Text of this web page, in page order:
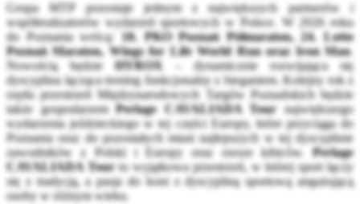
Grupa MTP pozostaje jednym z największych partnerów i
współrealizatorów wydarzeń sportowych w Polsce. W 2026 roku
do Poznania wrócą: 18. PKO Poznań Półmaraton, 24. Lotto
Poznań Maraton, Wings for Life World Run oraz Iron Man.
Nowością będzie HYROX
– dynamicznie rozwijająca się
dyscyplina łącząca trening funkcjonalny z bieganiem. Kolejny rok z
rzędu przestrzeń Międzynarodowych Targów Poznańskich będzie
także gospodarzem Perlage CAVALIADA Tour największego
wydarzenia jeździeckiego w tej części Europy, które przyciąga do
Poznania oraz do pozostałych miast najlepszych w tej dyscyplinie
zawodników z Polski i Europy oraz rzesze kibiców. Perlage
CAVALIADA Tourto wyjątkowa przestrzeń, w której sport łączy
się z tradycją, a pasja do koni z dyscypliną sportową angażującą
osoby w różnym wieku.